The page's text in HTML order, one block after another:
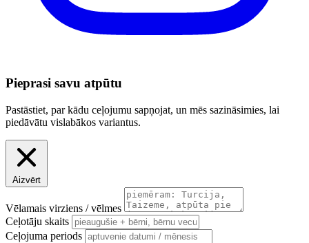
Pieprasi savu atpūtu
Pastāstiet, par kādu ceļojumu sapņojat, un mēs sazināsimies, lai
piedāvātu vislabākos variantus.
Aizvērt
Vēlamais virziens / vēlmes
Ceļotāju skaits
Ceļojuma periods